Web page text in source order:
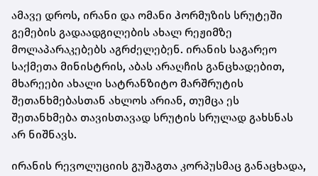
ამავე დროს, ირანი და ომანი ჰორმუზის სრუტეში
გემების გადაადგილების ახალ რეჟიმზე
მოლაპარაკებებს აგრძელებენ. ირანის საგარეო
საქმეთა მინისტრის, აბას არაღჩის განცხადებით,
მხარეები ახალი სატრანზიტო მარშრუტის
შეთანხმებასთან ახლოს არიან, თუმცა ეს
შეთანხმება თავისთავად სრუტის სრულად გახსნას
არ ნიშნავს.
ირანის რევოლუციის გუშაგთა კორპუსმაც განაცხადა,